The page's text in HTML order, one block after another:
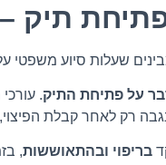
תיק –
על פתיחת התיק.
רק לאחר קבלת
בריפוי ובהתאוששות,